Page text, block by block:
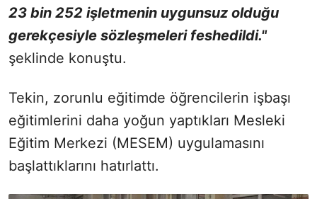
23 bin 252 işletmenin uygunsuz olduğu
gerekçesiyle sözleşmeleri feshedildi."
şeklinde konuştu.
Tekin, zorunlu eğitimde öğrencilerin işbaşı
eğitimlerini daha yoğun yaptıkları Mesleki
Eğitim Merkezi (MESEM) uygulamasını
başlattıklarını hatırlattı.